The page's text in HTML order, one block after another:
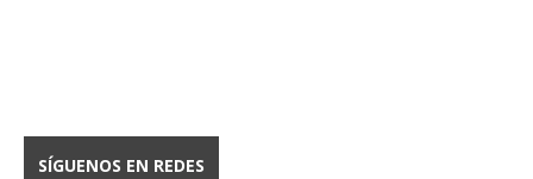
SÍGUENOS EN REDES